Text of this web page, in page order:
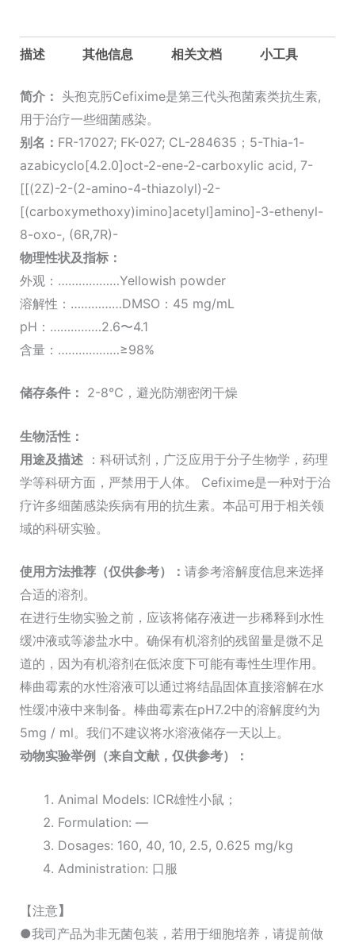
描述 其他信息 相关文档 小工具
简介： 头孢克肟Cefixime是第三代头孢菌素类抗生素,
用于治疗一些细菌感染。
别名： FR-17027; FK-027; CL-284635；5-Thia-1-
azabicyclo[4.2.0]oct-2-ene-2-carboxylic acid, 7-
[[(2Z)-2-(2-amino-4-thiazolyl)-2-
[(carboxymethoxy)imino]acetyl]amino]-3-ethenyl-
8-oxo-, (6R,7R)-
物理性状及指标：
外观：………………Yellowish powder
溶解性：……………DMSO：45 mg/mL
pH：……………2.6〜4.1
含量：………………≥98%
储存条件： 2-8℃，避光防潮密闭干燥
生物活性：
用途及描述：科研试剂，广泛应用于分子生物学，药理
学等科研方面，严禁用于人体。 Cefixime是一种对于治
疗许多细菌感染疾病有用的抗生素。本品可用于相关领
域的科研实验。
使用方法推荐（仅供参考）： 请参考溶解度信息来选择
合适的溶剂。
在进行生物实验之前，应该将储存液进一步稀释到水性
缓冲液或等渗盐水中。确保有机溶剂的残留量是微不足
道的，因为有机溶剂在低浓度下可能有毒性生理作用。
棒曲霉素的水性溶液可以通过将结晶固体直接溶解在水
性缓冲液中来制备。棒曲霉素在pH7.2中的溶解度约为
5mg / ml。我们不建议将水溶液储存一天以上。
动物实验举例（来自文献，仅供参考）：
Animal Models: ICR雄性小鼠；
Formulation: —
Dosages: 160, 40, 10, 2.5, 0.625 mg/kg
Administration: 口服
【注意】
●我司产品为非无菌包装，若用于细胞培养，请提前做